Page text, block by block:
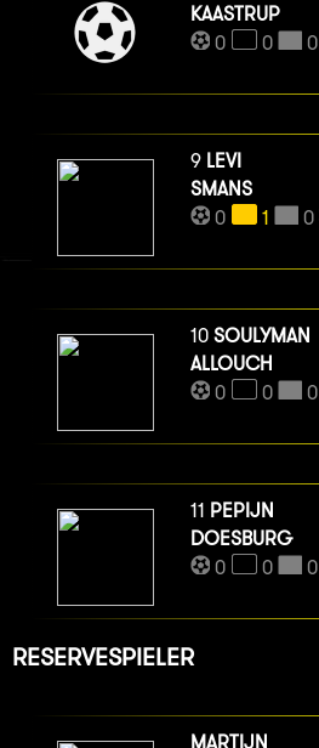
KAASTRUP
0
0 0
9 LEVI
SMANS
0
1 0
10 SOULYMAN
ALLOUCH
0
0 0
11 PEPIJN
DOESBURG
0
0 0
RESERVESPIELER
MARTIJN